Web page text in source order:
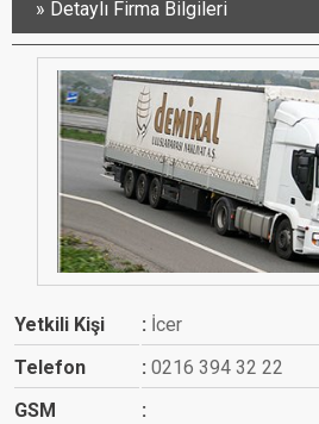
Detaylı Firma Bilgileri
Yetkili Kişi
İcer
Telefon
0216 394 32 22
GSM